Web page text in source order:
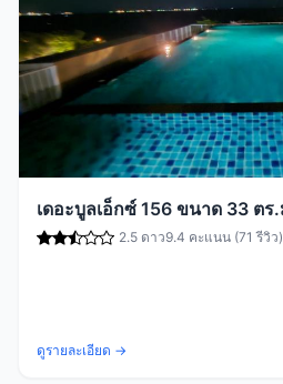
เดอะบูลเอ็กซ์ 156 ขนาด 33 ตร
2.5 ดาว9.4 คะแนน (71 รีวิว)
ดูรายละเอียด →